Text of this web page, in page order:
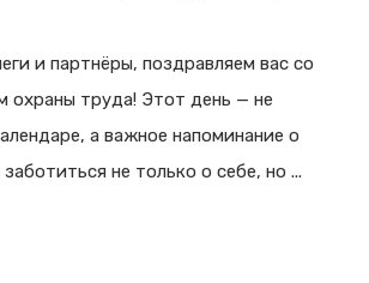
и партнёры, поздравляем вас со
охраны труда! Этот день — не
а важное напоминание о
не только о себе, но ...